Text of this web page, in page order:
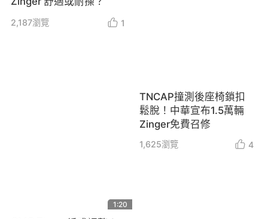
2,187瀏覽 1
1:20
TNCAP撞測後座椅鎖扣
鬆脫！中華宣布1.5萬輛
Zinger免費召修
1,625瀏覽 4